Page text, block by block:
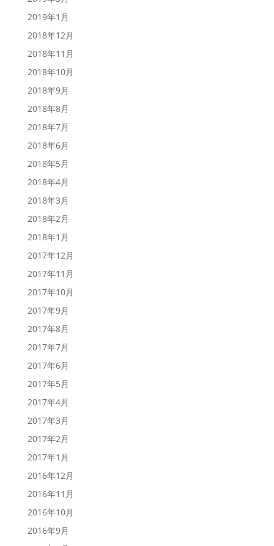
2019年1月
2018年12月
2018年11月
2018年10月
2018年9月
2018年8月
2018年7月
2018年6月
2018年5月
2018年4月
2018年3月
2018年2月
2018年1月
2017年12月
2017年11月
2017年10月
2017年9月
2017年8月
2017年7月
2017年6月
2017年5月
2017年4月
2017年3月
2017年2月
2017年1月
2016年12月
2016年11月
2016年10月
2016年9月